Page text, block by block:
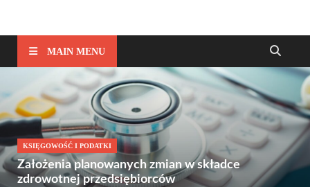
MAIN MENU
KSIĘGOWOŚĆ I PODATKI
Założenia planowanych zmian w składce
zdrowotnej przedsiębiorców